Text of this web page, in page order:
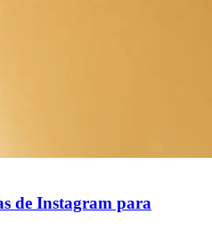
de Instagram para